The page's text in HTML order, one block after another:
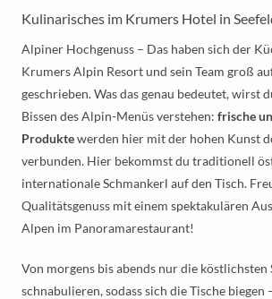
Kulinarisches im Krumers Hotel in
Alpiner Hochgenuss – Das haben sich der
Krumers Alpin Resort und sein Team groß
geschrieben. Was das genau bedeutet, wirst
Bissen des Alpin-Menüs verstehen: frische
Produktewerden hier mit der hohen Kunst
verbunden. Hier bekommst du traditionell
internationale Schmankerl auf den Tisch.
Qualitätsgenuss mit einem spektakulären
Alpen im Panoramarestaurant!
Von morgens bis abends nur die köstlichsten
schnabulieren, sodass sich die Tische biegen